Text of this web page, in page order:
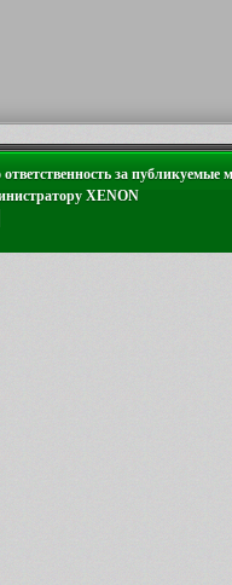
за публикуемые
XENON